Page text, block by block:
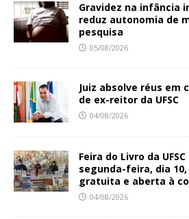
Gravidez na infância
reduz autonomia de
pesquisa
05/08/2026
Juiz absolve réus em
de ex-reitor da UFSC
04/08/2026
Feira do Livro da
segunda-feira, dia
gratuita e aberta à
04/08/2026